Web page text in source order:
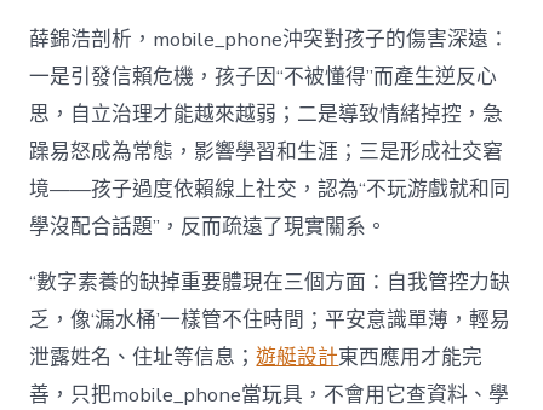
薛錦浩剖析，mobile_phone沖突對孩子的傷害深遠：
一是引發信賴危機，孩子因“不被懂得”而產生逆反心
思，自立治理才能越來越弱；二是導致情緒掉控，急
躁易怒成為常態，影響學習和生涯；三是形成社交窘
境——孩子過度依賴線上社交，認為“不玩游戲就和同
學沒配合話題”，反而疏遠了現實關系。
“數字素養的缺掉重要體現在三個方面：自我管控力缺
乏，像‘漏水桶’一樣管不住時間；平安意識單薄，輕易
泄露姓名、住址等信息；遊艇設計東西應用才能完
善，只把mobile_phone當玩具，不會用它查資料、學